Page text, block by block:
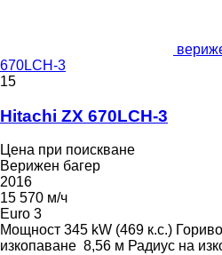
670LCH-3
15
Hitachi ZX 670LCH-3
Цена при поискване
Верижен багер
2016
15 570 м/ч
Euro 3
Мощност 345 kW (469 к.с.) Гориво
изкопаване 8,56 м Радиус на